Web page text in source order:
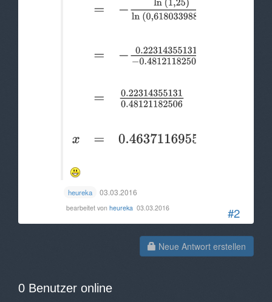
#2
heureka 03.03.2016
bearbeitet von heureka 03.03.2016
Neue Antwort erstellen
0 Benutzer online